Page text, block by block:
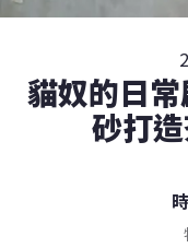
貓奴的日
砂打